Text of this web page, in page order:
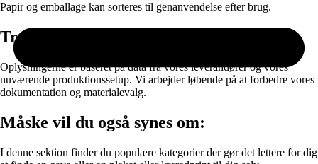
Papir og emballage kan sorteres til genanvendelse efter brug.
Transparens
Oplysningerne er baseret på data fra vores leverandører og vores
nuværende produktionssetup. Vi arbejder løbende på at forbedre vores
dokumentation og materialevalg.
Måske vil du også synes om:
I denne sektion finder du populære kategorier der gør det lettere for dig